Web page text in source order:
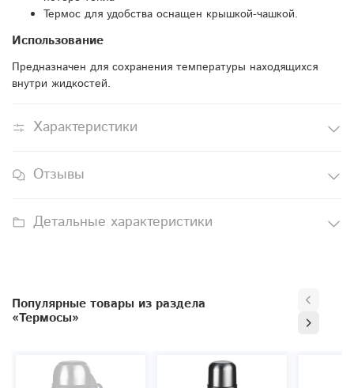
Термос для удобства оснащен крышкой-чашкой.
Использование
Предназначен для сохранения температуры находящихся
внутри жидкостей.
Характеристики
Отзывы
Детальные характеристики
Популярные товары из раздела
«Термосы»